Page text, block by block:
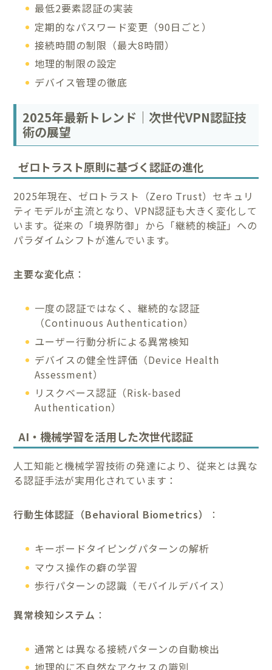
最低2要素認証の実装
定期的なパスワード変更（90日ごと）
接続時間の制限（最大8時間）
地理的制限の設定
デバイス管理の徹底
2025年最新トレンド｜次世代VPN認証技
術の展望
ゼロトラスト原則に基づく認証の進化
2025年現在、ゼロトラスト（Zero Trust）セキュリ
ティモデルが主流となり、VPN認証も大きく変化して
います。従来の「境界防御」から「継続的検証」への
パラダイムシフトが進んでいます。
主要な変化点 ：
一度の認証ではなく、継続的な認証
（Continuous Authentication）
ユーザー行動分析による異常検知
デバイスの健全性評価（Device Health
Assessment）
リスクベース認証（Risk-based
Authentication）
AI・機械学習を活用した次世代認証
人工知能と機械学習技術の発達により、従来とは異な
る認証手法が実用化されています：
行動生体認証（Behavioral Biometrics） ：
キーボードタイピングパターンの解析
マウス操作の癖の学習
歩行パターンの認識（モバイルデバイス）
異常検知システム ：
通常とは異なる接続パターンの自動検出